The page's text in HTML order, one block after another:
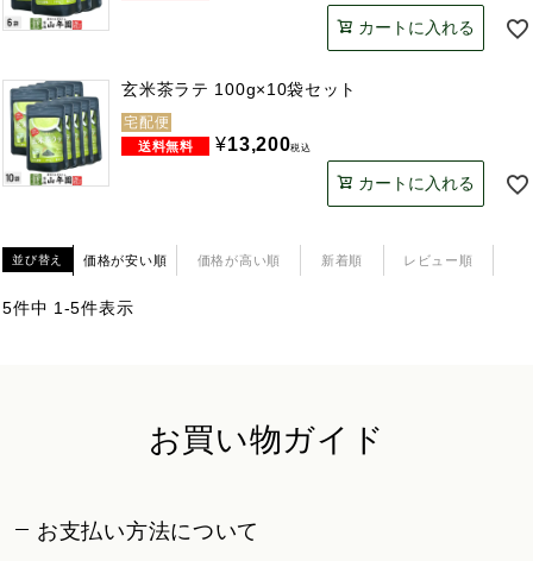
カートに入れる
玄米茶ラテ 100g×10袋セット
宅配便
¥13,200税込
カートに入れる
並び替え 価格が安い順 価格が高い順 新着順 レビュー順
5件中 1 -5件表示
お買い物ガイド
お支払い方法について